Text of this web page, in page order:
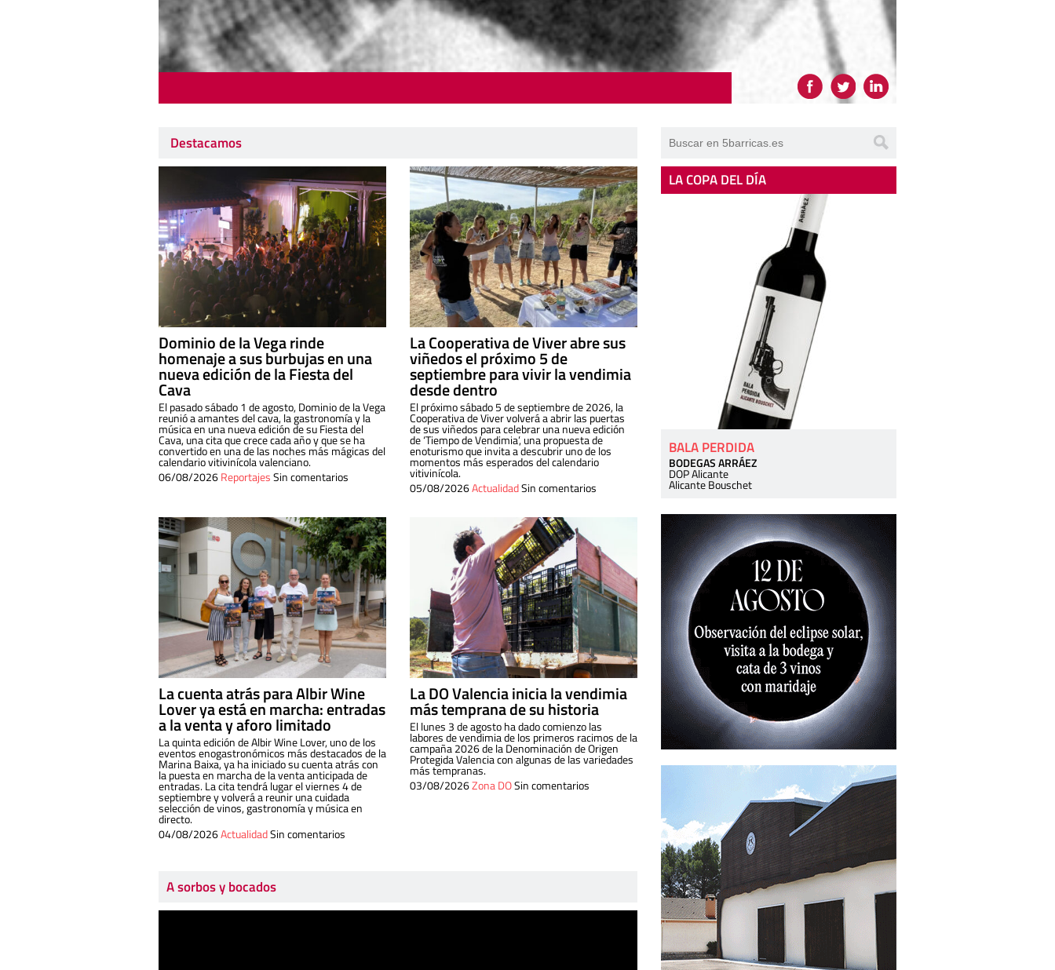
Destacamos
Dominio de la Vega rinde
homenaje a sus burbujas en una
nueva edición de la Fiesta del
Cava
El pasado sábado 1 de agosto, Dominio de la Vega
reunió a amantes del cava, la gastronomía y la
música en una nueva edición de su Fiesta del
Cava, una cita que crece cada año y que se ha
convertido en una de las noches más mágicas del
calendario vitivinícola valenciano.
06/08/2026ReportajesSin comentarios
La Cooperativa de Viver abre sus
viñedos el próximo 5 de
septiembre para vivir la vendimia
desde dentro
El próximo sábado 5 de septiembre de 2026, la
Cooperativa de Viver volverá a abrir las puertas
de sus viñedos para celebrar una nueva edición
de ‘Tiempo de Vendimia’, una propuesta de
enoturismo que invita a descubrir uno de los
momentos más esperados del calendario
vitivinícola.
05/08/2026ActualidadSin comentarios
La cuenta atrás para Albir Wine
Lover ya está en marcha: entradas
a la venta y aforo limitado
La quinta edición de Albir Wine Lover, uno de los
eventos enogastronómicos más destacados de la
Marina Baixa, ya ha iniciado su cuenta atrás con
la puesta en marcha de la venta anticipada de
entradas. La cita tendrá lugar el viernes 4 de
septiembre y volverá a reunir una cuidada
selección de vinos, gastronomía y música en
directo.
04/08/2026ActualidadSin comentarios
La DO Valencia inicia la vendimia
más temprana de su historia
El lunes 3 de agosto ha dado comienzo las
labores de vendimia de los primeros racimos de la
campaña 2026 de la Denominación de Origen
Protegida Valencia con algunas de las variedades
más tempranas.
03/08/2026Zona DOSin comentarios
A sorbos y bocados
LA COPA DEL DÍA
BALA PERDIDA
BODEGAS ARRÁEZ
DOP Alicante
Alicante Bouschet